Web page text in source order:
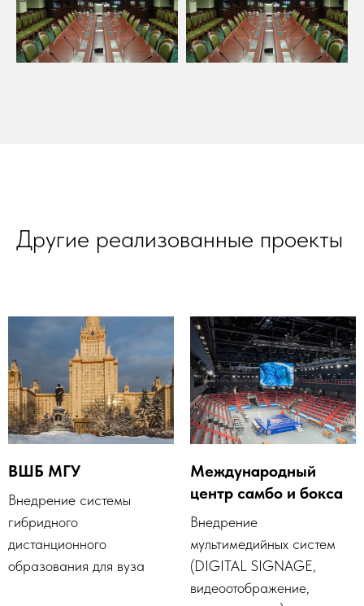
Другие реализованные проекты
ВШБ МГУ
Внедрение системы
гибридного
дистанционного
образования для вуза
Международный
центр самбо и бокса
Внедрение
мультимедийных систем
(DIGITAL SIGNAGE,
видеоотображение,